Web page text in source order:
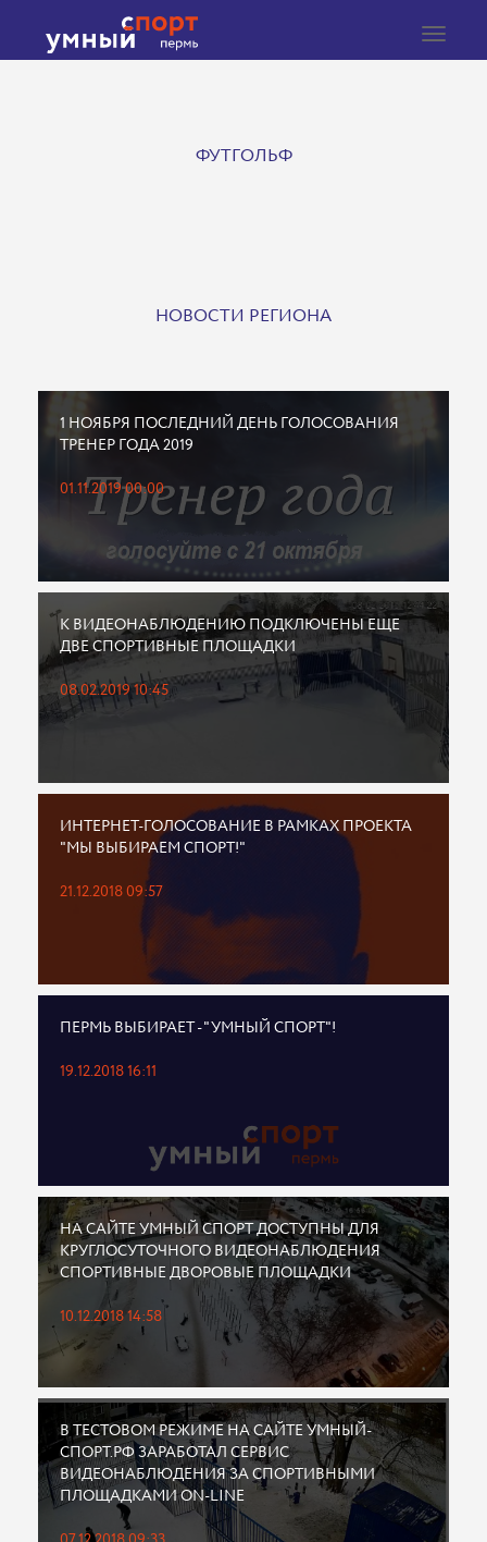
Toggle
ФУТГОЛЬФ
НОВОСТИ РЕГИОНА
1 НОЯБРЯ ПОСЛЕДНИЙ ДЕНЬ ГОЛОСОВАНИЯ
ТРЕНЕР ГОДА 2019
01.11.2019 00:00
К ВИДЕОНАБЛЮДЕНИЮ ПОДКЛЮЧЕНЫ ЕЩЕ
ДВЕ СПОРТИВНЫЕ ПЛОЩАДКИ
08.02.2019 10:45
ИНТЕРНЕТ-ГОЛОСОВАНИЕ В РАМКАХ ПРОЕКТА
"МЫ ВЫБИРАЕМ СПОРТ!"
21.12.2018 09:57
ПЕРМЬ ВЫБИРАЕТ - "УМНЫЙ СПОРТ"!
19.12.2018 16:11
НА САЙТЕ УМНЫЙ СПОРТ ДОСТУПНЫ ДЛЯ
КРУГЛОСУТОЧНОГО ВИДЕОНАБЛЮДЕНИЯ
СПОРТИВНЫЕ ДВОРОВЫЕ ПЛОЩАДКИ
10.12.2018 14:58
В ТЕСТОВОМ РЕЖИМЕ НА САЙТЕ УМНЫЙ-
СПОРТ.РФ ЗАРАБОТАЛ СЕРВИС
ВИДЕОНАБЛЮДЕНИЯ ЗА СПОРТИВНЫМИ
ПЛОЩАДКАМИ ON-LINE